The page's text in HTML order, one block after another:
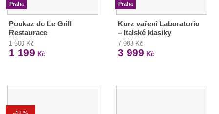
Praha
Poukaz do Le Grill
Restaurace
1 500 Kč
1 199 Kč
Praha
Kurz vaření Laboratorio
– Italské klasiky
7 998 Kč
3 999 Kč